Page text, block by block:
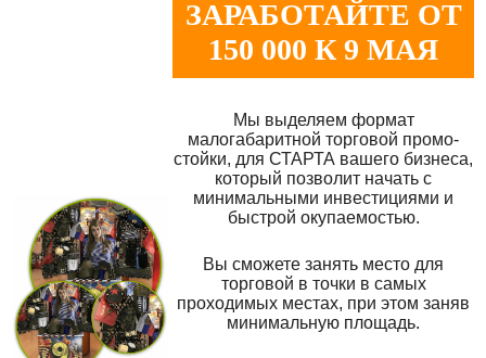
ЗАРАБОТАЙТЕ ОТ
150 000 К 9 МАЯ
Мы выделяем формат
малогабаритной торговой промо-
стойки, для СТАРТА вашего бизнеса,
который позволит начать с
минимальными инвестициями и
быстрой окупаемостью.
Вы сможете занять место для
торговой в точки в самых
проходимых местах, при этом заняв
минимальную площадь.